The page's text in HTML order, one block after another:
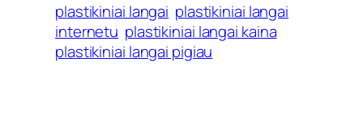
plastikiniai langai plastikiniai langai
internetu plastikiniai langai kaina
plastikiniai langai pigiau